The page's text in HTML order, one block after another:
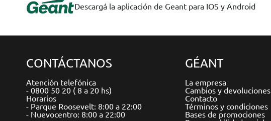
Descargá la aplicación de Geant para IOS y Android
CONTÁCTANOS
Atención telefónica
- 0800 50 20 ( 8 a 20 hs)
Horarios
- Parque Roosevelt: 8:00 a 22:00
- Nuevocentro: 8:00 a 22:00
GÉANT
La empresa
Cambios y devoluciones
Contacto
Términos y condiciones
Bases de promociones